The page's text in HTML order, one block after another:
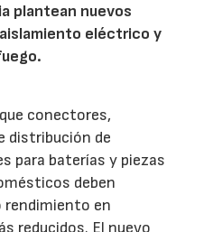
plantean nuevos
eléctrico y
conectores,
distribución de
para baterías y piezas
deben
rendimiento en
reducidos. El nuevo